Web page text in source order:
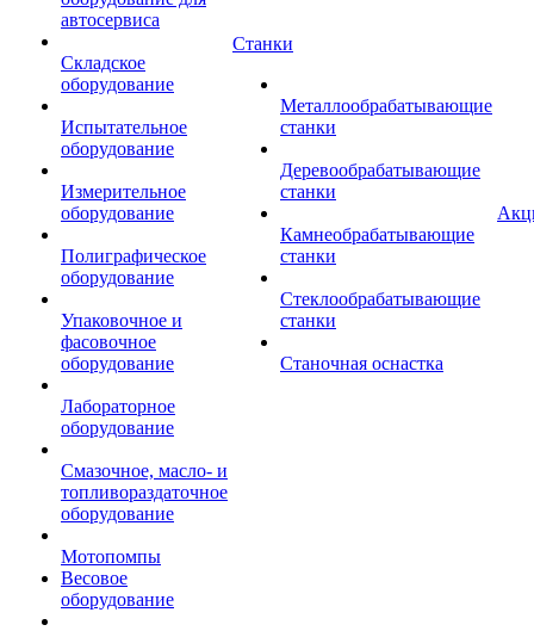
автосервиса
Складское
оборудование
Испытательное
оборудование
Измерительное
оборудование
Полиграфическое
оборудование
Упаковочное и
фасовочное
оборудование
Лабораторное
оборудование
Смазочное, масло- и
топливораздаточное
оборудование
Мотопомпы
Весовое
оборудование
Станки
Металлообрабатывающие
станки
Деревообрабатывающие
станки
Камнеобрабатывающие
станки
Стеклообрабатывающие
станки
Станочная оснастка